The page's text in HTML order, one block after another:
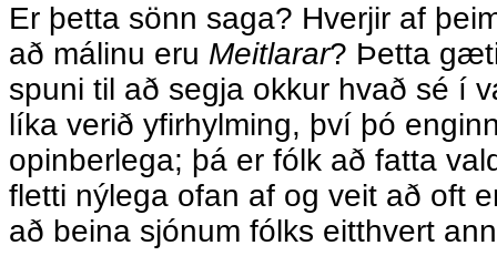
Er þetta sönn saga? Hverjir af
að málinu eru Meitlarar? Þetta
spuni til að segja okkur hvað sé í
líka verið yfirhylming, því þó
opinberlega; þá er fólk að fatta
fletti nýlega ofan af og veit að oft
að beina sjónum fólks eitthvert